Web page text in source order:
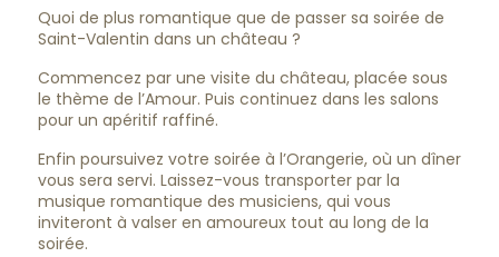
Quoi de plus romantique que de passer sa soirée de
Saint-Valentin dans un château ?
Commencez par une visite du château, placée sous
le thème de l’Amour. Puis continuez dans les salons
pour un apéritif raffiné.
Enfin poursuivez votre soirée à l’Orangerie, où un dîner
vous sera servi. Laissez-vous transporter par la
musique romantique des musiciens, qui vous
inviteront à valser en amoureux tout au long de la
soirée.